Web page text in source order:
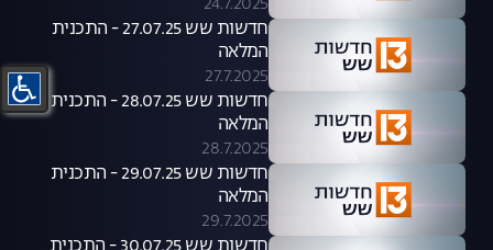
חדשות שש 27.07.25 - התכנית
המלאה
27.7.2025
חדשות שש 28.07.25 - התכנית
המלאה
28.7.2025
חדשות שש 29.07.25 - התכנית
המלאה
29.7.2025